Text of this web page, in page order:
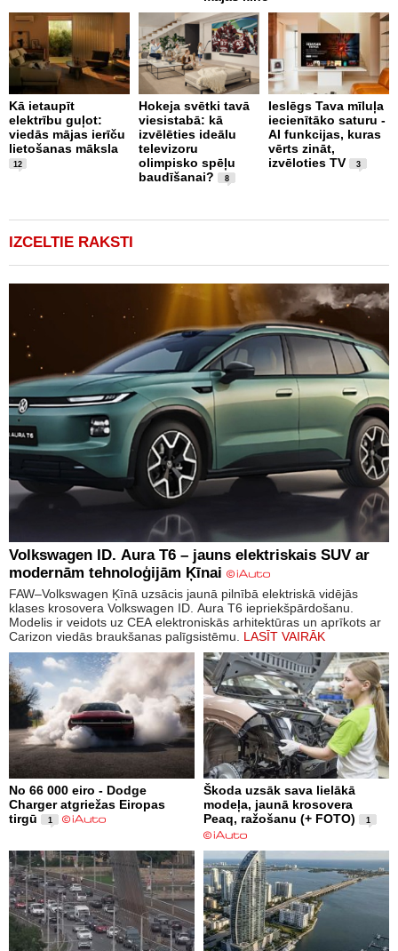
Kā ietaupīt
elektrību guļot:
viedās mājas ierīču
lietošanas māksla
12
Hokeja svētki tavā
viesistabā: kā
izvēlēties ideālu
televizoru
olimpisko spēļu
baudīšanai?
8
Ieslēgs Tava mīluļa
iecienītāko saturu -
AI funkcijas, kuras
vērts zināt,
izvēloties TV
3
IZCELTIE RAKSTI
Volkswagen ID. Aura T6 – jauns elektriskais SUV ar
modernām tehnoloģijām Ķīnai
FAW–Volkswagen Ķīnā uzsācis jaunā pilnībā elektriskā vidējās
klases krosovera Volkswagen ID. Aura T6 iepriekšpārdošanu.
Modelis ir veidots uz CEA elektroniskās arhitektūras un aprīkots ar
Carizon viedās braukšanas palīgsistēmu. LASĪT VAIRĀK
No 66 000 eiro - Dodge
Charger atgriežas Eiropas
tirgū
1
Škoda uzsāk sava lielākā
modeļa, jaunā krosovera
Peaq, ražošanu (+ FOTO)
1